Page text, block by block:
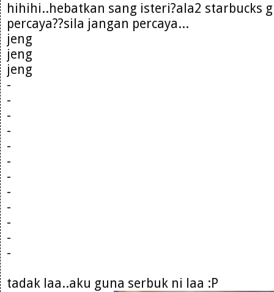
hihihi..hebatkan sang isteri?ala2 starbucks
percaya??sila jangan percaya...
jeng
jeng
jeng
-
-
-
-
-
-
-
-
-
-
-
-
tadak laa..aku guna serbuk ni laa :P